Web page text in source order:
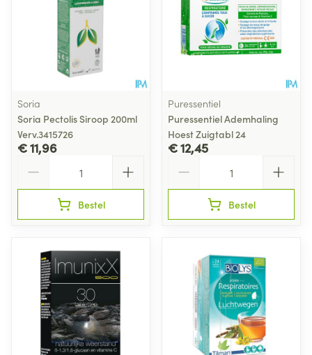
Soria
Soria Pectolis Siroop 200ml
Verv.3415726
€ 11,96
Bestel
Puressentiel
Puressentiel Ademhaling
Hoest Zuigtabl 24
€ 12,45
Bestel